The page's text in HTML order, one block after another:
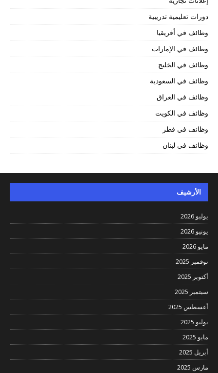
دورات تعليمية تدريبية
وظائف في أفريقيا
وظائف في الإمارات
وظائف في الخليج
وظائف في السعودية
وظائف في العراق
وظائف في الكويت
وظائف في قطر
وظائف في لبنان
الأرشيف
يوليو 2026
يونيو 2026
مايو 2026
نوفمبر 2025
أكتوبر 2025
سبتمبر 2025
أغسطس 2025
يوليو 2025
مايو 2025
أبريل 2025
مارس 2025